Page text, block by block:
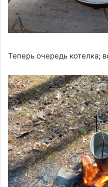
Теперь очередь котелка;